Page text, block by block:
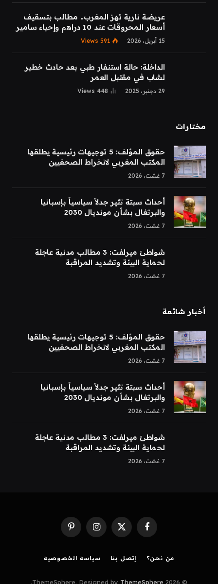
عريضة نارية تهز المغرب.. مطالب بتسقيف
أسعار المحروقات عند 10 دراهم وإحياء سامير
15 أبريل، 2026 591
Views
الداخلة: حالة استنفار طبي بعد حادث خطير
لشاب في مقتبل العمر
29 دجنبر، 2025 448
Views
مختارات
حقوق المؤلف: 5 توجيهات رئيسية يطلقها
المكتب المغربي لانخراط الصحفيين
7 غشت، 2026
أحداث سبتة تثير جدلاً سياسياً بإسبانيا
والبرتغال بشأن مونديال 2030
7 غشت، 2026
شواطئ ميرلفت: 3 مطالب مدنية عاجلة
لحماية البيئة وتشديد المراقبة
7 غشت، 2026
أخبار شائعة
حقوق المؤلف: 5 توجيهات رئيسية يطلقها
المكتب المغربي لانخراط الصحفيين
7 غشت، 2026
أحداث سبتة تثير جدلاً سياسياً بإسبانيا
والبرتغال بشأن مونديال 2030
7 غشت، 2026
شواطئ ميرلفت: 3 مطالب مدنية عاجلة
لحماية البيئة وتشديد المراقبة
7 غشت، 2026
Facebook
X
(Twitter)
Instagram
Pinterest
من نحن؟ إتصل بنا سياسة الخصوصية
© 2026 ThemeSphere. Designed by
ThemeSphere
.